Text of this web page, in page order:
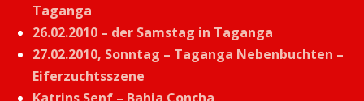
Taganga
26.02.2010 – der Samstag in Taganga
27.02.2010, Sonntag – Taganga Nebenbuchten –
Eiferzuchtsszene